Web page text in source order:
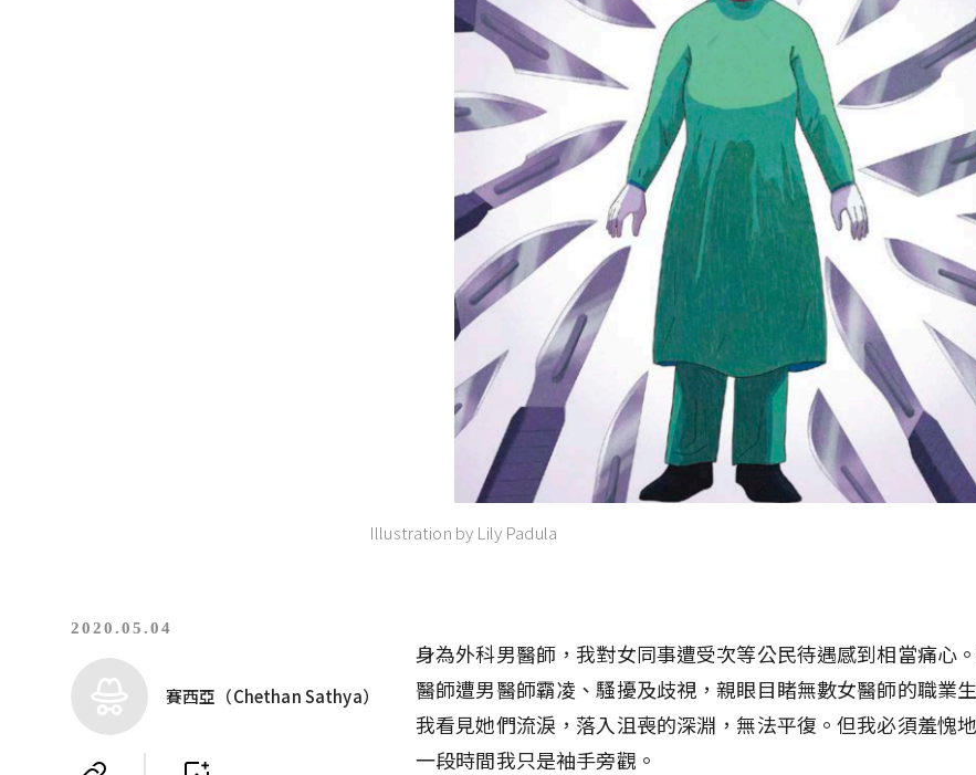
Illustration by Lily Padula
2020.05.04
賽西亞（Chethan Sathya）
身為外科男醫師，我對女同事遭受次等公民待遇感到相當痛心
醫師遭男醫師霸凌、騷擾及歧視，親眼目睹無數女醫師的職業
我看見她們流淚，落入沮喪的深淵，無法平復。但我必須羞愧
一段時間我只是袖手旁觀。